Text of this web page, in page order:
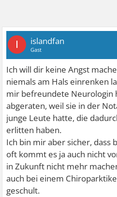
I islandfan
Gast
Ich will dir keine Angst
niemals am Hals einrenken
mir befreundete Neurologin
abgeraten, weil sie in der
junge Leute hatte, die
erlitten haben.
Ich bin mir aber sicher, dass
oft kommt es ja auch nicht
in Zukunft nicht mehr
auch bei einem
geschult.